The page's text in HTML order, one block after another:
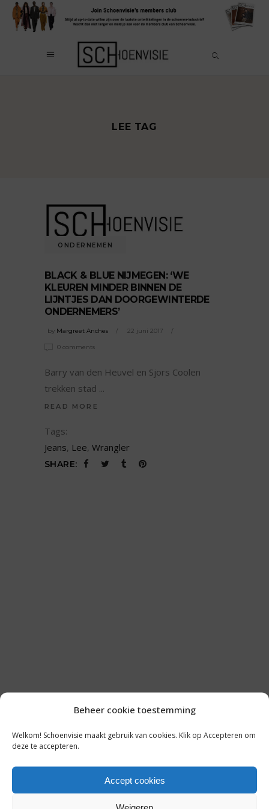
Beheer cookie toestemming
Welkom! Schoenvisie maakt gebruik van cookies. Klik op Accepteren om
deze te accepteren.
Accept cookies
Weigeren
LEE TAG
ONDERNEMEN
BLACK & BLUE NIJMEGEN: ‘WE
KLEUREN MINDER BINNEN DE
LIJNTJES DAN DOORGEWINTERDE
ONDERNEMERS’
by Margreet Anches 22 juni 2017
0 comments
Barry van den Heuvel en Sjors Coolen
trekken stad
READ MORE
Tags:
Jeans, Lee, Wrangler
SHARE:
LAATSTE NIEUWS
AMODA VIERT 25 JAAR: TERUGBLIK
MODE